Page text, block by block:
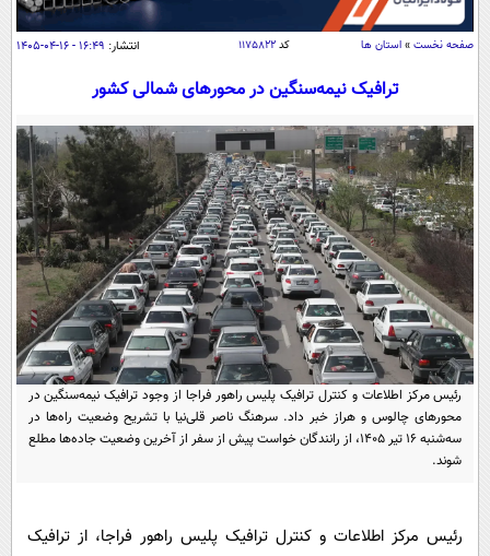
اقتصاد
اقتصادی
جامعه
حوادث
سلامت
یک برش دانایی
محیط زیست
سفر و تفریح
بین الملل
سیاست خارجی
فرهنگ و هنر
علم و دانش
فناوری و It
علمی
اخبار کریپتو
قرآن
گوناگون
سرگرمی
باشگاه مغز
مجله تصویری سلاح
فیلم
اقتصاد
ورزش
فناوری
عصر ایران 2
خواندنی ها و دیدنی ها
روانشناسی
آموزش زبان
صفحه نخست » استان ها کد ۱۱۷۵۸۲۲ انتشار: ۱۶:۴۹ - ۱۶-۰۴-۱۴۰۵
ترافیک نیمه‌سنگین در محورهای شمالی کشور
رئیس مرکز اطلاعات و کنترل ترافیک پلیس راهور فراجا از وجود ترافیک نیمه‌سنگین در
محورهای چالوس و هراز خبر داد. سرهنگ ناصر قلی‌نیا با تشریح وضعیت راه‌ها در
سه‌شنبه ۱۶ تیر ۱۴۰۵، از رانندگان خواست پیش از سفر از آخرین وضعیت جاده‌ها مطلع
شوند.
رئیس مرکز اطلاعات و کنترل ترافیک پلیس راهور فراجا، از ترافیک